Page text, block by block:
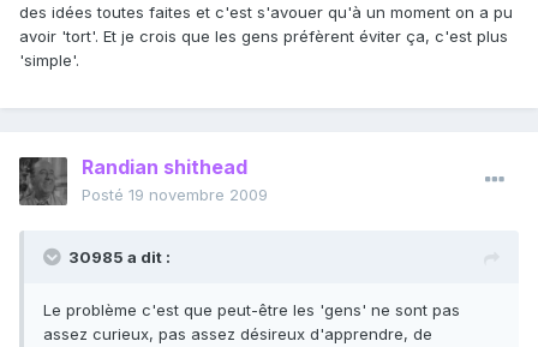
des idées toutes faites et c'est s'avouer qu'à un moment on a pu
avoir 'tort'. Et je crois que les gens préfèrent éviter ça, c'est plus
'simple'.
Randian shithead
Posté 19 novembre 2009
30985 a dit :
Le problème c'est que peut-être les 'gens' ne sont pas
assez curieux, pas assez désireux d'apprendre, de